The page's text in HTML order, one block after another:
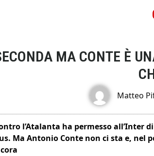
MA CONTE È
Matteo
l’Atalanta ha permesso all’Inter
Ma Antonio Conte non ci sta e,